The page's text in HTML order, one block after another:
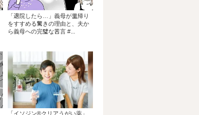
「退院したら…」義母が里帰り
をすすめる驚きの理由と、夫か
ら義母への完璧な苦言 #...
「イソジン®クリアうがい薬」